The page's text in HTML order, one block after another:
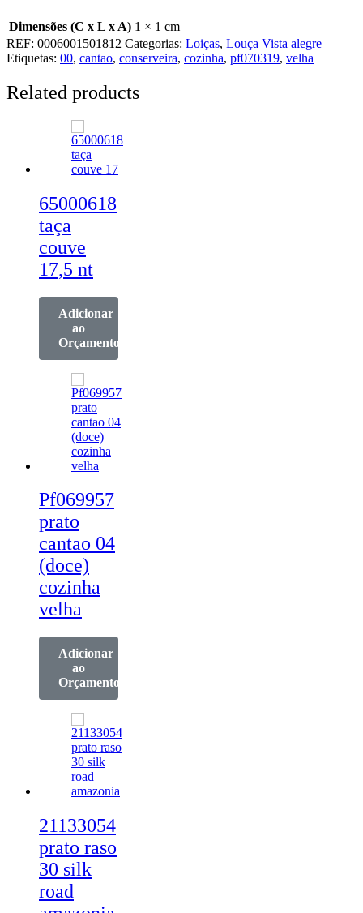
Dimensões (C x L x A) 1 × 1 cm
REF: 0006001501812 Categorias: Loiças, Louça Vista alegre
Etiquetas: 00, cantao, conserveira, cozinha, pf070319, velha
Related products
65000618
taça
couve
17,5 nt
Adicionar
ao
Orçamento
Pf069957
prato
cantao 04
(doce)
cozinha
velha
Adicionar
ao
Orçamento
21133054
prato raso
30 silk
road